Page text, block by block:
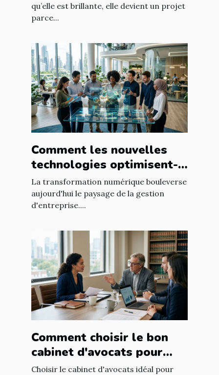
qu’elle est brillante, elle devient un projet
parce...
Comment les nouvelles
technologies optimisent-
elles la gestion
d'entreprise ?
La transformation numérique bouleverse
aujourd'hui le paysage de la gestion
d'entreprise....
Comment choisir le bon
cabinet d'avocats pour
votre entreprise ?
Choisir le cabinet d'avocats idéal pour